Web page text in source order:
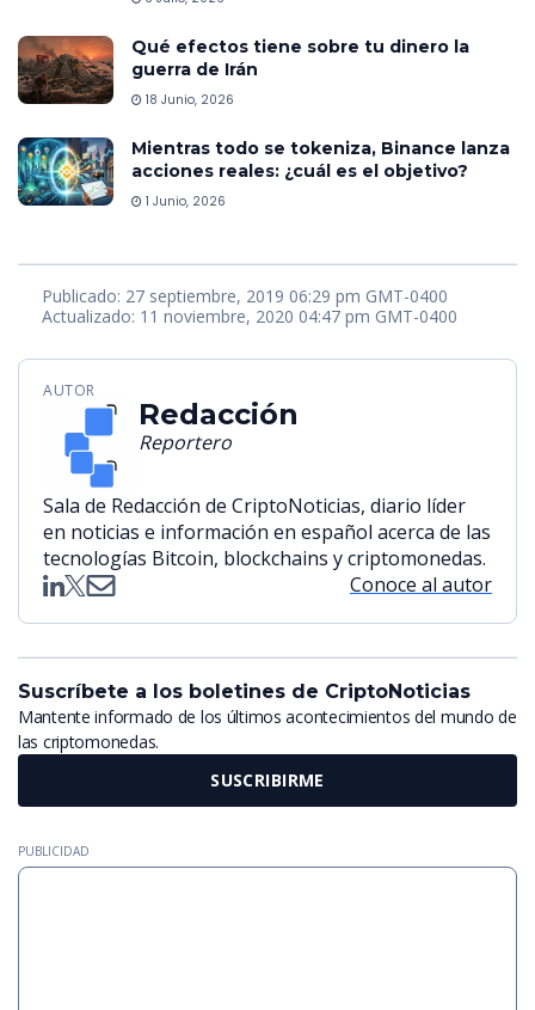
Qué efectos tiene sobre tu dinero la
guerra de Irán
18 Junio, 2026
Mientras todo se tokeniza, Binance lanza
acciones reales: ¿cuál es el objetivo?
1 Junio, 2026
Publicado: 27 septiembre, 2019 06:29 pm GMT-0400
Actualizado: 11 noviembre, 2020 04:47 pm GMT-0400
AUTOR
Redacción
Reportero
Sala de Redacción de CriptoNoticias, diario líder
en noticias e información en español acerca de las
tecnologías Bitcoin, blockchains y criptomonedas.
Conoce al autor
Suscríbete a los boletines de CriptoNoticias
Mantente informado de los últimos acontecimientos del mundo de
las criptomonedas.
SUSCRIBIRME
PUBLICIDAD